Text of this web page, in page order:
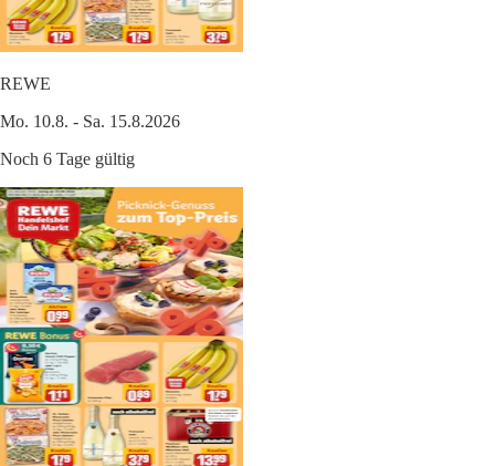
REWE
Mo. 10.8. - Sa. 15.8.2026
Noch 6 Tage gültig